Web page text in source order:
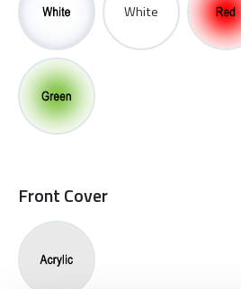
White
Front Cover